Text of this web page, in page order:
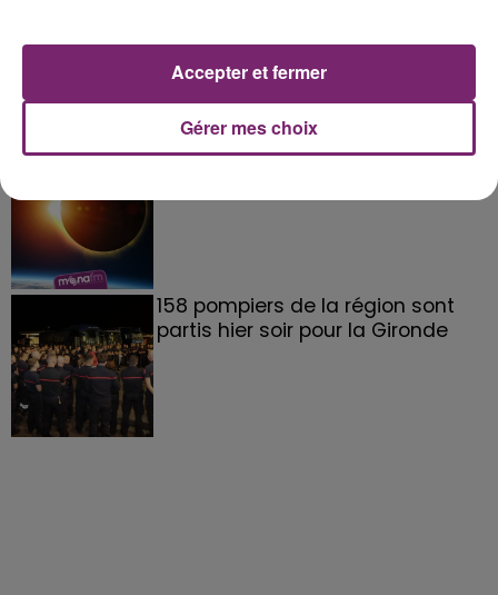
éclipse solaire du 12 Août 2026
158 pompiers de la région sont
partis hier soir pour la Gironde
Gérer mes choix
Accepter et fermer